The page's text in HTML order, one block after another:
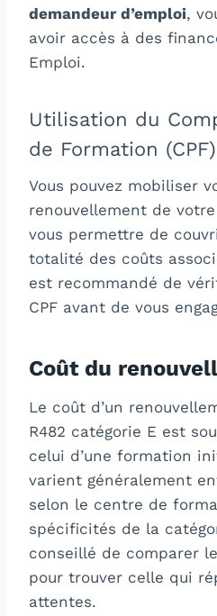
demandeur d’emploi,
avoir accès à des
Emploi.
Utilisation du
de Formation (CPF)
Vous pouvez mobiliser
renouvellement de votre
vous permettre de
totalité des coûts
est recommandé de
CPF avant de vous
Coût du
Le coût d’un
R482 catégorie E est
celui d’une formation
varient généralement
selon le centre de
spécificités de la
conseillé de comparer
pour trouver celle qui
attentes.